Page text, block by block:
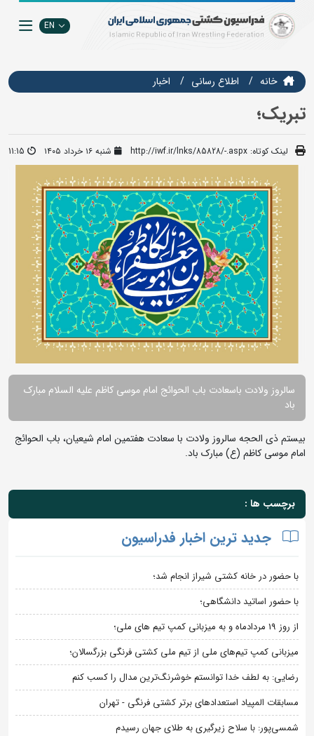
EN
خانه اطلاع رسانی اخبار
تبریک؛
لینک کوتاه: http://iwf.ir/lnks/85828/-.aspx شنبه ۱۶ خرداد ۱۴۰۵ 11:15
سالروز ولادت باسعادت باب الحوائج امام موسی کاظم علیه السلام مبارک
باد
بیستم ذی الحجه سالروز ولادت با سعادت هفتمین امام شیعیان، باب الحوائج
امام موسی کاظم (ع) مبارک باد.
برچسب ها :
جدید ترین اخبار فدراسیون
با حضور در خانه کشتی شیراز انجام شد؛
با حضور اساتید دانشگاهی؛
از روز 19 مردادماه و به میزبانی کمپ تیم های ملی؛
میزبانی کمپ تیم‌های ملی از تیم ملی کشتی فرنگی بزرگسالان؛
رضایی: به لطف خدا توانستم خوشرنگ‌ترین مدال را کسب کنم
مسابقات المپیاد استعدادهای برتر کشتی فرنگی - تهران
شمسی‌پور: با سلاح زیرگیری به طلای جهان رسیدم